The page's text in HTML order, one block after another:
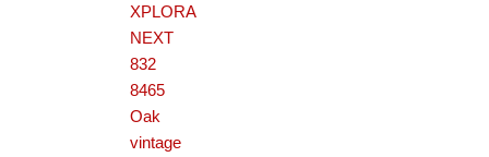
XPLORA
NEXT
832
8465
Oak
vintage